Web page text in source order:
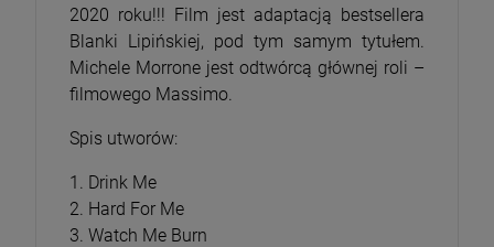
2020 roku!!! Film jest adaptacją bestsellera
Blanki Lipińskiej, pod tym samym tytułem.
Michele Morrone jest odtwórcą głównej roli –
filmowego Massimo.
Spis utworów:
1. Drink Me
2. Hard For Me
3. Watch Me Burn